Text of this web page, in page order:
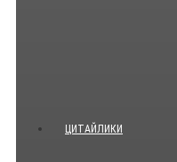
ЦИТАЙЛИКИ